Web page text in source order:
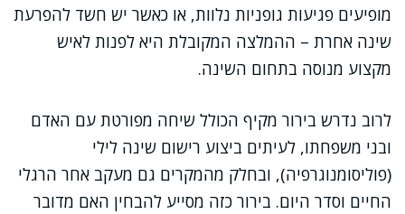
מופיעים פגיעות גופניות נלוות, או כאשר יש חשד להפרעת
שינה אחרת – ההמלצה המקובלת היא לפנות לאיש
מקצוע מנוסה בתחום השינה.
לרוב נדרש בירור מקיף הכולל שיחה מפורטת עם האדם
ובני משפחתו, לעיתים ביצוע רישום שינה לילי
(פוליסומנוגרפיה), ובחלק מהמקרים גם מעקב אחר הרגלי
החיים וסדר היום. בירור כזה מסייע להבחין האם מדובר